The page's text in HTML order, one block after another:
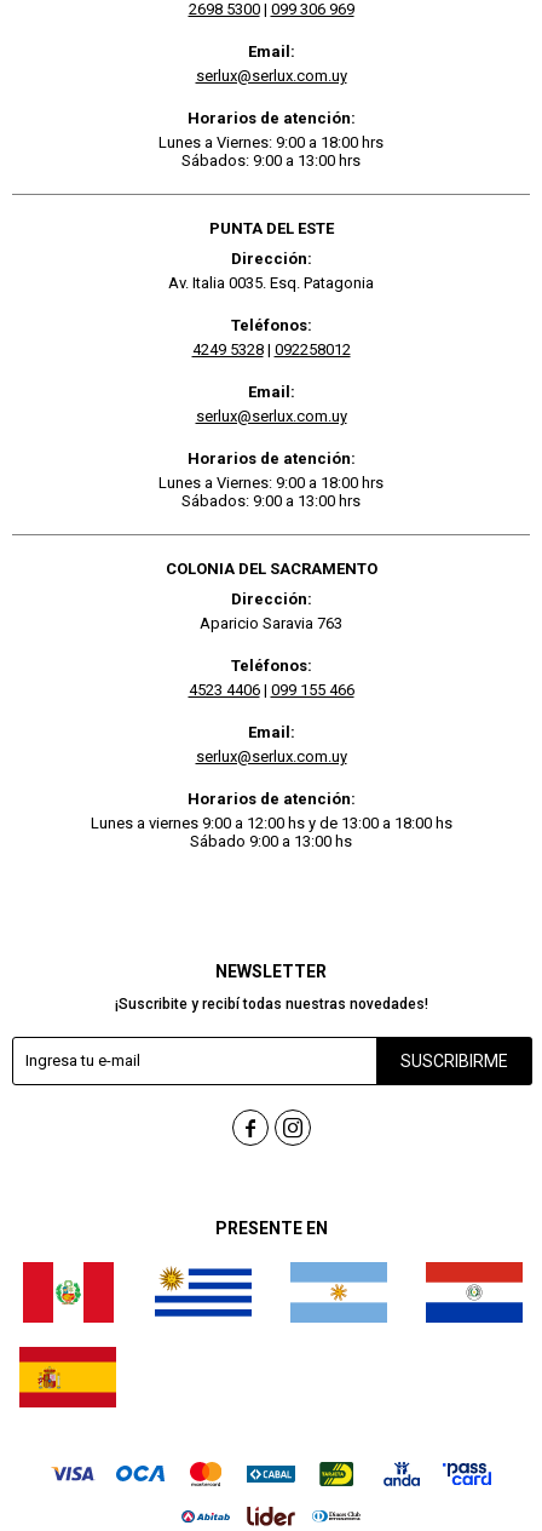
PRESENTE EN
NEWSLETTER
¡Suscribite y recibí todas nuestras novedades!
SUSCRIBIRME
 
2698 5300| 099 306 969
Email:
serlux@serlux.com.uy
Horarios de atención:
Lunes a Viernes: 9:00 a 18:00 hrs
Sábados: 9:00 a 13:00 hrs
PUNTA DEL ESTE
Dirección:
Av. Italia 0035. Esq. Patagonia
Teléfonos:
4249 5328| 092258012
Email:
serlux@serlux.com.uy
Horarios de atención:
Lunes a Viernes: 9:00 a 18:00 hrs
Sábados: 9:00 a 13:00 hrs
COLONIA DEL SACRAMENTO
Dirección:
Aparicio Saravia 763
Teléfonos:
4523 4406| 099 155 466
Email:
serlux@serlux.com.uy
Horarios de atención:
Lunes a viernes 9:00 a 12:00 hs y de 13:00 a 18:00 hs
Sábado 9:00 a 13:00 hs